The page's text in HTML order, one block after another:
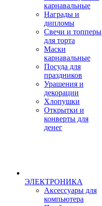
карнавальные
Награды и
дипломы
Свечи и топперы
для торта
Маски
карнавальные
Посуда для
праздников
Урашения и
декорации
Хлопушки
Открытки и
конверты для
денег
ЭЛЕКТРОНИКА
Аксессуары для
компьютера